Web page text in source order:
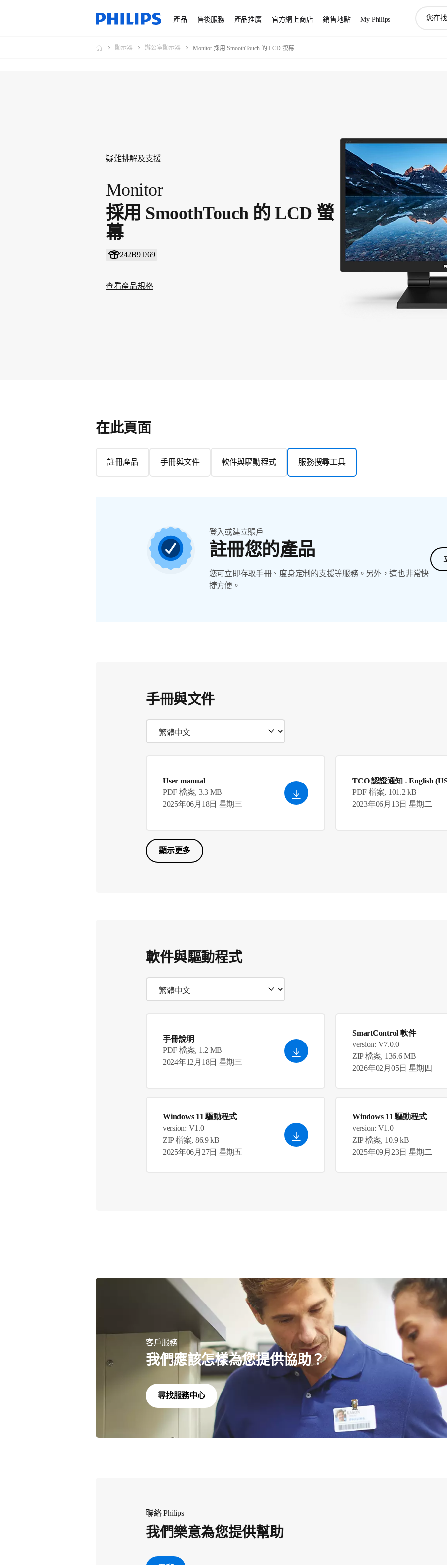
產品 售後服務 產品推廣 官方網上商店 銷售地點 My Philips
顯示器 辦公室顯示器 Monitor 採用 SmoothTouch 的 LCD 螢幕
疑難排解及支援
Monitor
採用 SmoothTouch 的 LCD 螢
幕
242B9T/69
查看產品規格
在此頁面
註冊產品 手冊與文件 軟件與驅動程式 服務搜尋工具
登入或建立賬戶
註冊您的產品
您可立即存取手冊、度身定制的支援等服務。另外，這也非常快
捷方便。
手冊與文件
User manual
PDF 檔案, 3.3 MB
2025年06月18日 星期三
TCO 認證通知 - English
PDF 檔案, 101.2 kB
2023年06月13日 星期二
顯示更多
軟件與驅動程式
手冊說明
PDF 檔案, 1.2 MB
2024年12月18日 星期三
SmartControl 軟件
version: V7.0.0
ZIP 檔案, 136.6 MB
2026年02月05日 星期四
Windows 11 驅動程式
version: V1.0
ZIP 檔案, 86.9 kB
2025年06月27日 星期五
Windows 11 驅動程式
version: V1.0
ZIP 檔案, 10.9 kB
2025年09月23日 星期二
客戶服務
我們應該怎樣為您提供協助？
尋找服務中心
聯絡 Philips
我們樂意為您提供幫助